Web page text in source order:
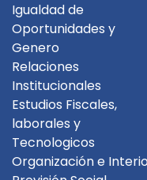
Igualdad de
Oportunidades y
Genero
Relaciones
Institucionales
Estudios Fiscales,
laborales y
Tecnologicos
Organización e